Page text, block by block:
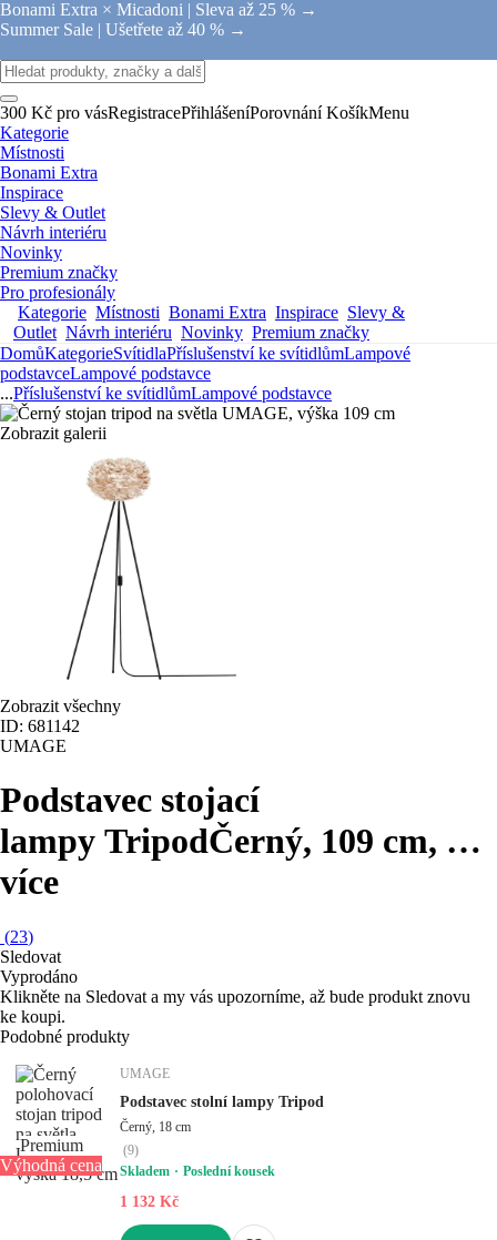
Bonami Extra × Micadoni | Sleva až 25 % →
Summer Sale | Ušetřete až 40 % →
300 Kč pro vásRegistracePřihlášeníPorovnání KošíkMenu
Kategorie
Místnosti
Bonami Extra
Inspirace
Slevy & Outlet
Návrh interiéru
Novinky
Premium značky
Pro profesionály
Kategorie Místnosti Bonami Extra Inspirace Slevy &
Outlet Návrh interiéru Novinky Premium značky
DomůKategorieSvítidlaPříslušenství ke svítidlůmLampové
podstavceLampové podstavce
...Příslušenství ke svítidlůmLampové podstavce
Zobrazit galerii
Zobrazit všechny
ID: 681142
UMAGE
Podstavec stojací
lampy TripodČerný, 109 cm, …
více
(23)
Sledovat
Vyprodáno
Klikněte na Sledovat a my vás upozorníme, až bude produkt znovu
ke koupi.
Podobné produkty
Premium
Výhodná cena
UMAGE
Podstavec stolní lampy Tripod
Černý, 18 cm
(9)
Skladem
Poslední kousek
1 132 Kč